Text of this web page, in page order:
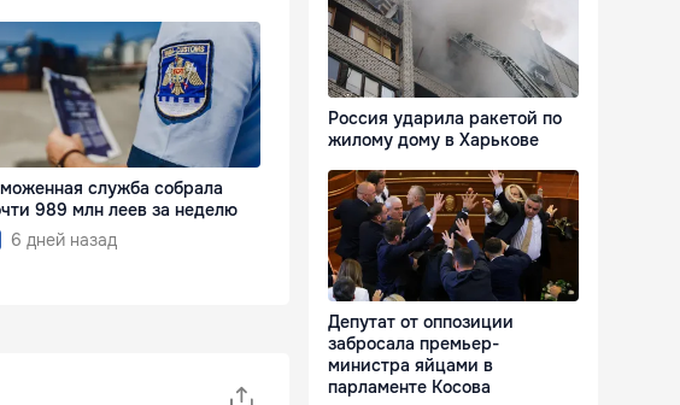
служба собрала
989 млн леев за неделю
6 дней назад
Россия ударила ракетой по
жилому дому в Харькове
Депутат от оппозиции
забросала премьер-
министра яйцами в
парламенте Косова